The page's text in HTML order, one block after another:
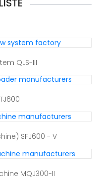
QLS-III
SFJ600 - V
MQJ300-II